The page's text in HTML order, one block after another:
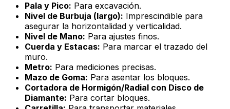
Pala y Pico: Para excavación.
Nivel de Burbuja (largo): Imprescindible para
asegurar la horizontalidad y verticalidad.
Nivel de Mano: Para ajustes finos.
Cuerda y Estacas: Para marcar el trazado del
muro.
Metro: Para mediciones precisas.
Mazo de Goma: Para asentar los bloques.
Cortadora de Hormigón/Radial con Disco de
Diamante: Para cortar bloques.